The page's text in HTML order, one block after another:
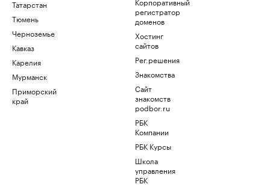
Татарстан
Тюмень
Черноземье
Кавказ
Карелия
Мурманск
Приморский
край
регистратор
доменов
Хостинг
сайтов
Рег.решения
Знакомства
Сайт
знакомств
podbor.ru
РБК
Компании
РБК Курсы
Школа
управления
РБК